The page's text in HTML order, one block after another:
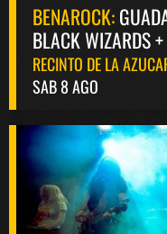
BENAROCK:
BLACK WIZARDS
RECINTO DE LA
SAB 8 AGO